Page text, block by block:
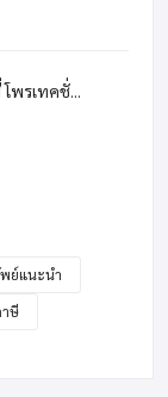
พรเทคชั่...
ย์แนะนำ
ษี